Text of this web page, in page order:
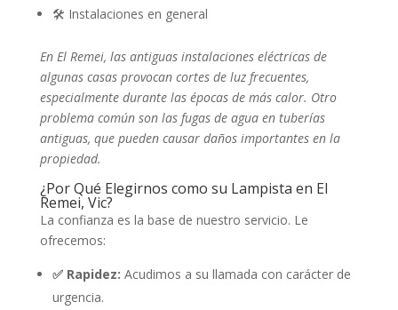
🛠️ Instalaciones en general
En El Remei, las antiguas instalaciones eléctricas de
algunas casas provocan cortes de luz frecuentes,
especialmente durante las épocas de más calor. Otro
problema común son las fugas de agua en tuberías
antiguas, que pueden causar daños importantes en la
propiedad.
¿Por Qué Elegirnos como su Lampista en El
Remei, Vic?
La confianza es la base de nuestro servicio. Le
ofrecemos:
✅ Rapidez: Acudimos a su llamada con carácter de
urgencia.